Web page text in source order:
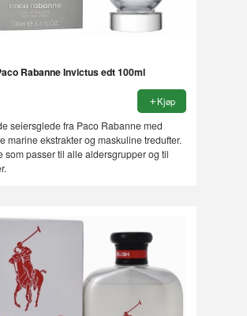
Rabanne Invictus edt 100ml
Kjøp
seiersglede fra Paco Rabanne med
marine ekstrakter og maskuline tredufter.
som passer til alle aldersgrupper og til